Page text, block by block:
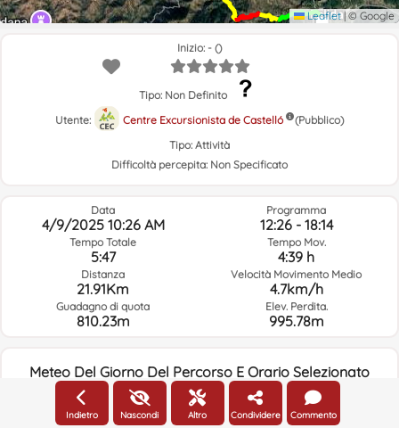
Leaflet |© Google
Inizio: - ()
Tipo: Non Definito
Utente:
Centre Excursionista de Castelló
(Pubblico)
Tipo: Attività
Difficoltà percepita: Non Specificato
Data
4/9/2025 10:26 AM
Tempo Totale
5:47
Distanza
21.91Km
Guadagno di quota
810.23m
Programma
12:26 - 18:14
Tempo Mov.
4:39 h
Velocità Movimento Medio
4.7km/h
Elev. Perdita.
995.78m
Meteo Del Giorno Del Percorso E Orario Selezionato
10:00
Indietro Nascondi Altro Condividere Commento